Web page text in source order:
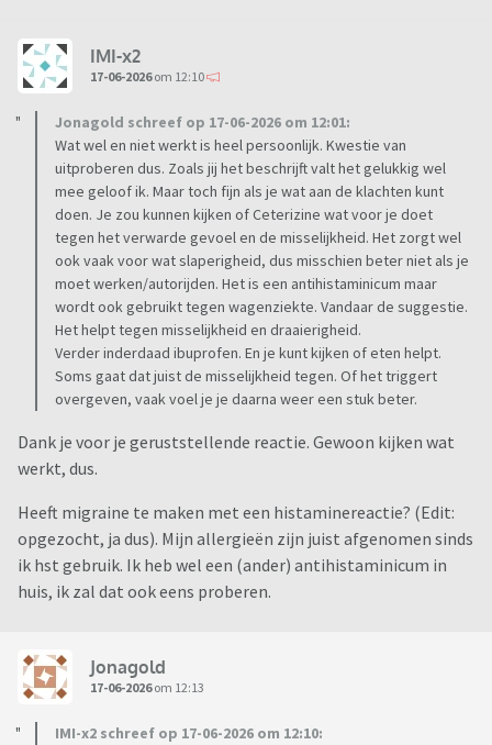
IMI-x2
17-06-2026om 12:10
Jonagold schreef op 17-06-2026 om 12:01:
Wat wel en niet werkt is heel persoonlijk. Kwestie van
uitproberen dus. Zoals jij het beschrijft valt het gelukkig wel
mee geloof ik. Maar toch fijn als je wat aan de klachten kunt
doen. Je zou kunnen kijken of Ceterizine wat voor je doet
tegen het verwarde gevoel en de misselijkheid. Het zorgt wel
ook vaak voor wat slaperigheid, dus misschien beter niet als je
moet werken/autorijden. Het is een antihistaminicum maar
wordt ook gebruikt tegen wagenziekte. Vandaar de suggestie.
Het helpt tegen misselijkheid en draaierigheid.
Verder inderdaad ibuprofen. En je kunt kijken of eten helpt.
Soms gaat dat juist de misselijkheid tegen. Of het triggert
overgeven, vaak voel je je daarna weer een stuk beter.
Dank je voor je geruststellende reactie. Gewoon kijken wat
werkt, dus.
Heeft migraine te maken met een histaminereactie? (Edit:
opgezocht, ja dus). Mijn allergieën zijn juist afgenomen sinds
ik hst gebruik. Ik heb wel een (ander) antihistaminicum in
huis, ik zal dat ook eens proberen.
Jonagold
17-06-2026om 12:13
IMI-x2 schreef op 17-06-2026 om 12:10: